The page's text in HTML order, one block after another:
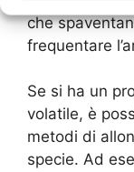
che
frequentare
Se si ha un
volatile, è
metodi di
specie. Ad